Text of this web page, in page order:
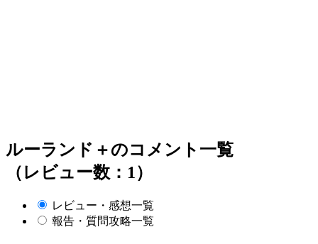
ルーランド＋のコメント一覧
（レビュー数：1）
レビュー・感想一覧
報告・質問攻略一覧